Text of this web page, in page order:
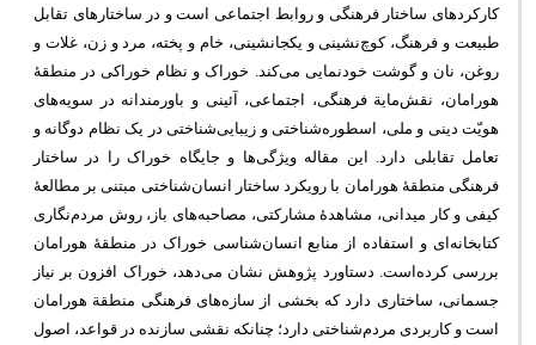
کارکردهای ساختار فرهنگی و روابط اجتماعی است و در ساختارهای تقابل
طبیعت و فرهنگ، کوچ‌نشینی و یکجانشینی، خام و پخته، مرد و زن، غلات و
روغن، نان و گوشت خودنمایی می‌کند. خوراک و نظام ‌خوراکی در منطقۀ
هورامان، نقش‌مایة فرهنگی، اجتماعی، آئینی و باورمندانه در سویه‌های
هویّت دینی و ملی، اسطوره‌شناختی و زیبایی‌شناختی در یک نظام دوگانه و
تعامل تقابلی دارد. این مقاله ویژگی‌ها و جایگاه خوراک را در ساختار
فرهنگی منطقۀ هورامان با رویکرد ساختار انسان‌شناختی مبتنی بر مطالعۀ
کیفی و کار میدانی، مشاهدۀ مشارکتی، مصاحبه‌های باز، روش‌ مردم‌نگاری
کتابخانه‌ای و استفاده از منابع انسان‌شناسی خوراک در منطقۀ هورامان
بررسی کرده‌است. دستاورد پژوهش نشان می‌دهد، خوراک افزون بر نیاز
جسمانی، ساختاری دارد که بخشی از سازه‌های فرهنگی منطقة هورامان
است و کاربردی مردم‌شناختی دارد؛ چنانکه نقشی سازنده در قواعد، اصول